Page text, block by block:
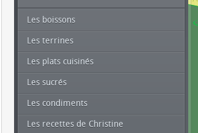
Les boissons
Les terrines
Les plats cuisinés
Les sucrés
Les condiments
Les recettes de Christine